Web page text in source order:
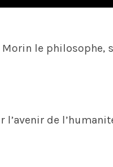
le
l’avenir de